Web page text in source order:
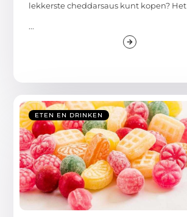
lekkerste cheddarsaus kunt kopen? Het
...
ETEN EN DRINKEN